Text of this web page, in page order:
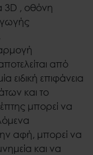
3D , οθόνη
από
ειδική επιφάνεια
και το
μπορεί να
αφή, μπορεί να
και να